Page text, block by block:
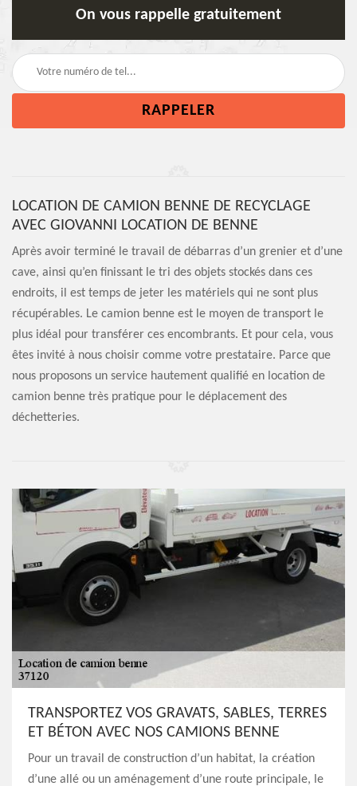
On vous rappelle gratuitement
LOCATION DE CAMION BENNE DE RECYCLAGE
AVEC GIOVANNI LOCATION DE BENNE
Après avoir terminé le travail de débarras d’un grenier et d’une
cave, ainsi qu’en finissant le tri des objets stockés dans ces
endroits, il est temps de jeter les matériels qui ne sont plus
récupérables. Le camion benne est le moyen de transport le
plus idéal pour transférer ces encombrants. Et pour cela, vous
êtes invité à nous choisir comme votre prestataire. Parce que
nous proposons un service hautement qualifié en location de
camion benne très pratique pour le déplacement des
déchetteries.
TRANSPORTEZ VOS GRAVATS, SABLES, TERRES
ET BÉTON AVEC NOS CAMIONS BENNE
Pour un travail de construction d’un habitat, la création
d’une allé ou un aménagement d’une route principale, le